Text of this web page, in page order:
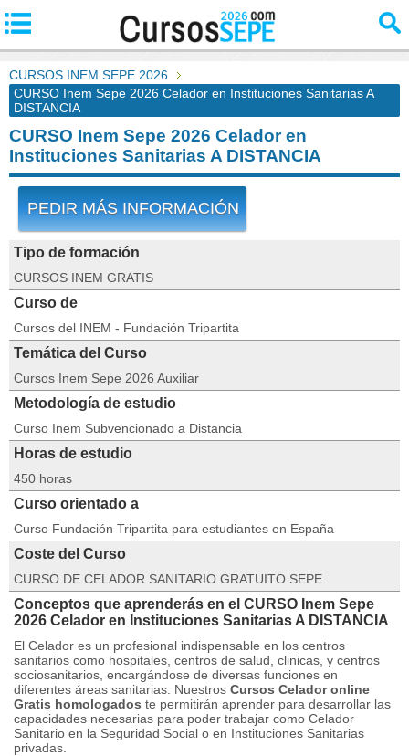
CURSOS INEM SEPE 2026
CURSO Inem Sepe 2026 Celador en Instituciones Sanitarias A
DISTANCIA
CURSO Inem Sepe 2026 Celador en
Instituciones Sanitarias A DISTANCIA
PEDIR MÁS INFORMACIÓN
Tipo de formación
CURSOS INEM GRATIS
Curso de
Cursos del INEM - Fundación Tripartita
Temática del Curso
Cursos Inem Sepe 2026 Auxiliar
Metodología de estudio
Curso Inem Subvencionado a Distancia
Horas de estudio
450 horas
Curso orientado a
Curso Fundación Tripartita para estudiantes en España
Coste del Curso
CURSO DE CELADOR SANITARIO GRATUITO SEPE
Conceptos que aprenderás en el CURSO Inem Sepe
2026 Celador en Instituciones Sanitarias A DISTANCIA
El Celador es un profesional indispensable en los centros
sanitarios como hospitales, centros de salud, clinicas, y centros
sociosanitarios, encargándose de diversas funciones en
diferentes áreas sanitarias. Nuestros Cursos Celador online
Gratis homologados te permitirán aprender para desarrollar las
capacidades necesarias para poder trabajar como Celador
Sanitario en la Seguridad Social o en Instituciones Sanitarias
privadas.